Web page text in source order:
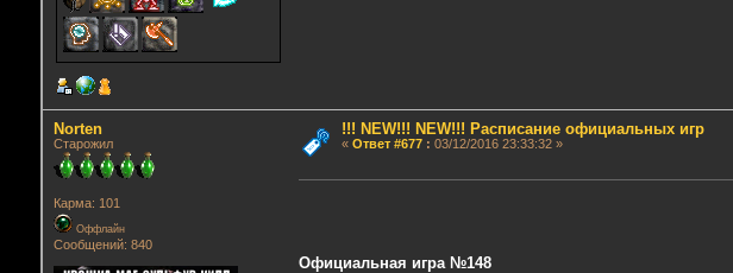
Norten
Старожил
Карма: 101
Оффлайн
Сообщений: 840
!!! NEW!!! NEW!!! Расписание официальных игр
« Ответ #677: 03/12/2016 23:33:32 »
Официальная игра №148